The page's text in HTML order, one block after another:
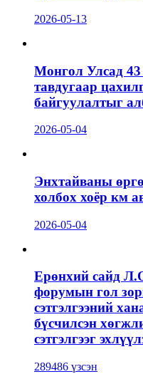
2026-05-13
Монгол Улсад
тавдугаар
байгуулалтыг
2026-05-04
Энхтайваны
холбох хоёр км
2026-05-04
Ерөнхий сайд
форумын гол
сэтгэлгээний
бүсчилсэн
сэтгэлгээг
289486 үзсэн